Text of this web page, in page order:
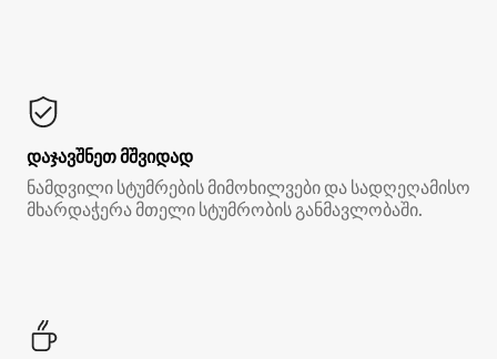
დაჯავშნეთ მშვიდად
ნამდვილი სტუმრების მიმოხილვები და სადღეღამისო
მხარდაჭერა მთელი სტუმრობის განმავლობაში.